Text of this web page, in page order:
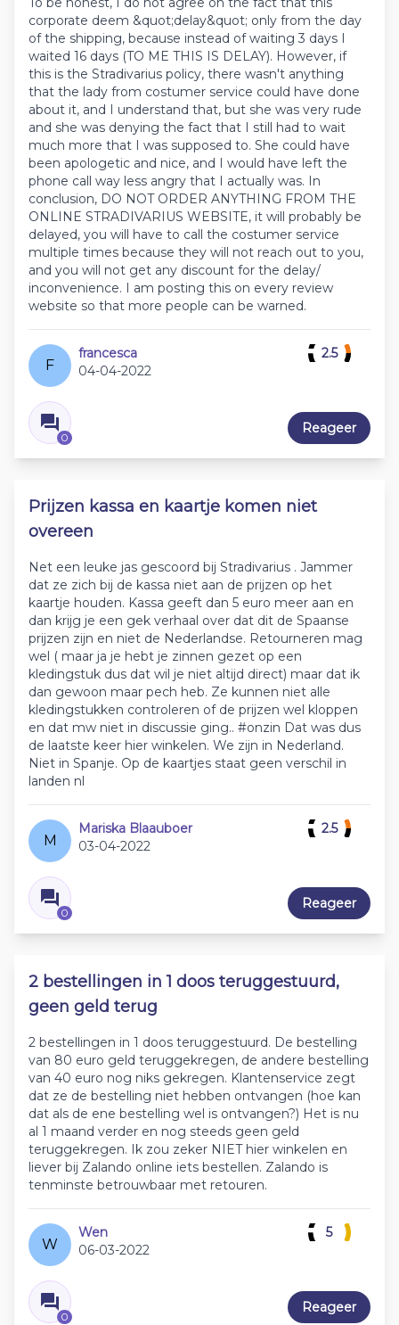
corporate deem &quot;delay&quot; only from the day
of the shipping, because instead of waiting 3 days I
waited 16 days (TO ME THIS IS DELAY). However, if
this is the Stradivarius policy, there wasn't anything
that the lady from costumer service could have done
about it, and I understand that, but she was very rude
and she was denying the fact that I still had to wait
much more that I was supposed to. She could have
been apologetic and nice, and I would have left the
phone call way less angry that I actually was. In
conclusion, DO NOT ORDER ANYTHING FROM THE
ONLINE STRADIVARIUS WEBSITE, it will probably be
delayed, you will have to call the costumer service
multiple times because they will not reach out to you,
and you will not get any discount for the delay/
inconvenience. I am posting this on every review
website so that more people can be warned.
F
francesca
04-04-2022
0
2.5
Reageer
Prijzen kassa en kaartje komen niet
overeen
Net een leuke jas gescoord bij Stradivarius . Jammer
dat ze zich bij de kassa niet aan de prijzen op het
kaartje houden. Kassa geeft dan 5 euro meer aan en
dan krijg je een gek verhaal over dat dit de Spaanse
prijzen zijn en niet de Nederlandse. Retourneren mag
wel ( maar ja je hebt je zinnen gezet op een
kledingstuk dus dat wil je niet altijd direct) maar dat ik
dan gewoon maar pech heb. Ze kunnen niet alle
kledingstukken controleren of de prijzen wel kloppen
en dat mw niet in discussie ging.. #onzin Dat was dus
de laatste keer hier winkelen. We zijn in Nederland.
Niet in Spanje. Op de kaartjes staat geen verschil in
landen nl
M
Mariska Blaauboer
03-04-2022
0
2.5
Reageer
2 bestellingen in 1 doos teruggestuurd,
geen geld terug
2 bestellingen in 1 doos teruggestuurd. De bestelling
van 80 euro geld teruggekregen, de andere bestelling
van 40 euro nog niks gekregen. Klantenservice zegt
dat ze de bestelling niet hebben ontvangen (hoe kan
dat als de ene bestelling wel is ontvangen?) Het is nu
al 1 maand verder en nog steeds geen geld
teruggekregen. Ik zou zeker NIET hier winkelen en
liever bij Zalando online iets bestellen. Zalando is
tenminste betrouwbaar met retouren.
W
Wen
06-03-2022
0
5
Reageer